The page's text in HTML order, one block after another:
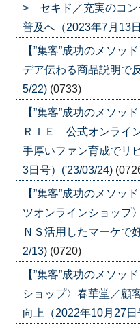
> セキド／充実のコン
普及へ（2023年7月13
【”集客”成功のメソ
デア伝わる商品説明で
5/22) (0733)
【”集客”成功のメソ
ＲＩＥ 公式オンライ
手厚いファン育成でリ
3日号）('23/03/24)
【”集客”成功のメソ
ツオンラインショップ
ＮＳ活用したマーケで
2/13) (0720)
【”集客”成功のメソ
ショップ〉春華堂／顧
向上（2022年10月27